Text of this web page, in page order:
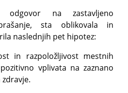
na zastavljeno
sta oblikovala in
naslednjih pet hipotez:
in razpoložljivost mestnih
vplivata na zaznano